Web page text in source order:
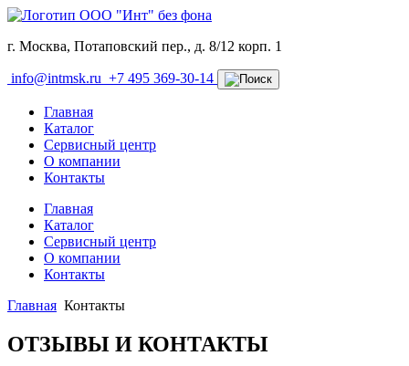
г. Москва, Потаповский пер., д. 8/12 корп. 1
info@intmsk.ru +7 495 369-30-14
Главная
Каталог
Сервисный центр
О компании
Контакты
Главная
Каталог
Сервисный центр
О компании
Контакты
Главная Контакты
ОТЗЫВЫ И КОНТАКТЫ